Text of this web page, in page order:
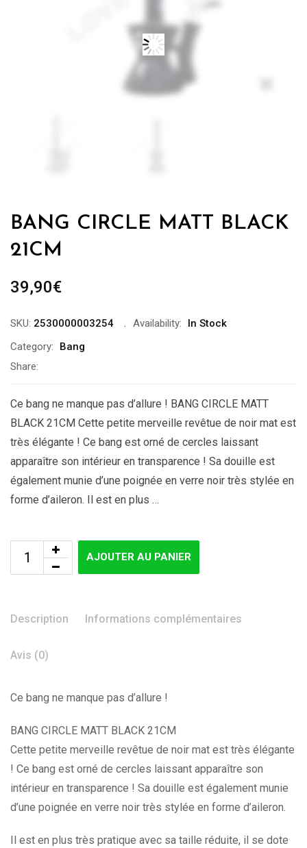
BANG CIRCLE MATT BLACK
21CM
39,90€
SKU: 2530000003254 Availability:
In Stock
Category:
Bang
Share:
Ce bang ne manque pas d’allure ! BANG CIRCLE MATT
BLACK 21CM Cette petite merveille revêtue de noir mat est
très élégante ! Ce bang est orné de cercles laissant
apparaître son intérieur en transparence ! Sa douille est
également munie d’une poignée en verre noir très stylée en
forme d’aileron. Il est en plus …
AJOUTER AU PANIER
Description Informations complémentaires
Avis (0)
Ce bang ne manque pas d’allure !
BANG CIRCLE MATT BLACK 21CM
Cette petite merveille revêtue de noir mat est très élégante
! Ce bang est orné de cercles laissant apparaître son
intérieur en transparence ! Sa douille est également munie
d’une poignée en verre noir très stylée en forme d’aileron.
Il est en plus très pratique avec sa taille réduite, il se dote